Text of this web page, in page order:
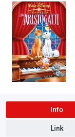
Info
Link